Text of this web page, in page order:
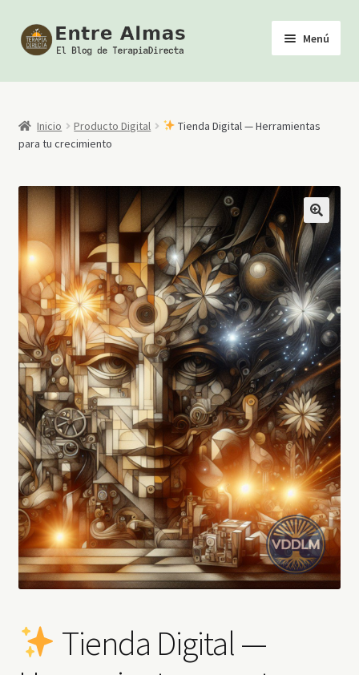
Ir
a
Ir
al
Menú
Inicio
TerapiaDirecta
Biblioteca Esotérica
Tienda
Youtube
Inicio Producto Digital
Tienda Digital — Herramientas
para tu crecimiento
Tienda Digital —